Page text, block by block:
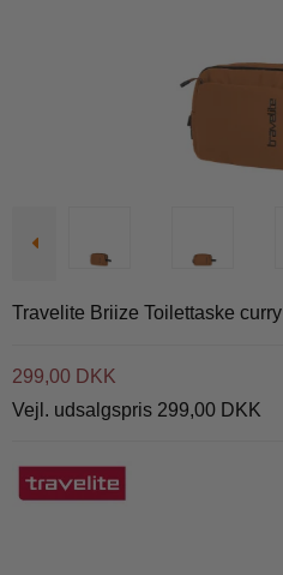
Travelite Briize Toilettaske curry
299,00 DKK
Vejl. udsalgspris 299,00 DKK